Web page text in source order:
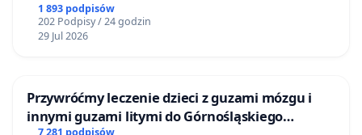
1 893 podpisów
202 Podpisy / 24 godzin
29 Jul 2026
Przywróćmy leczenie dzieci z guzami mózgu i
innymi guzami litymi do Górnośląskiego